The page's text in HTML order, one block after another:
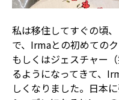
私は移住してすぐの頃
で、Irmaとの初めての
もしくはジェスチャー
るようになってきて、
しくなりました。日本